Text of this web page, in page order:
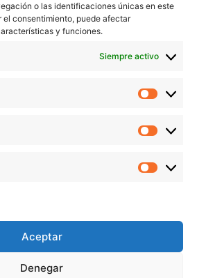
o las identificaciones únicas en este
el consentimiento, puede afectar
y funciones.
Siempre activo
Aceptar
Denegar
está bajo
EN MIS REDES